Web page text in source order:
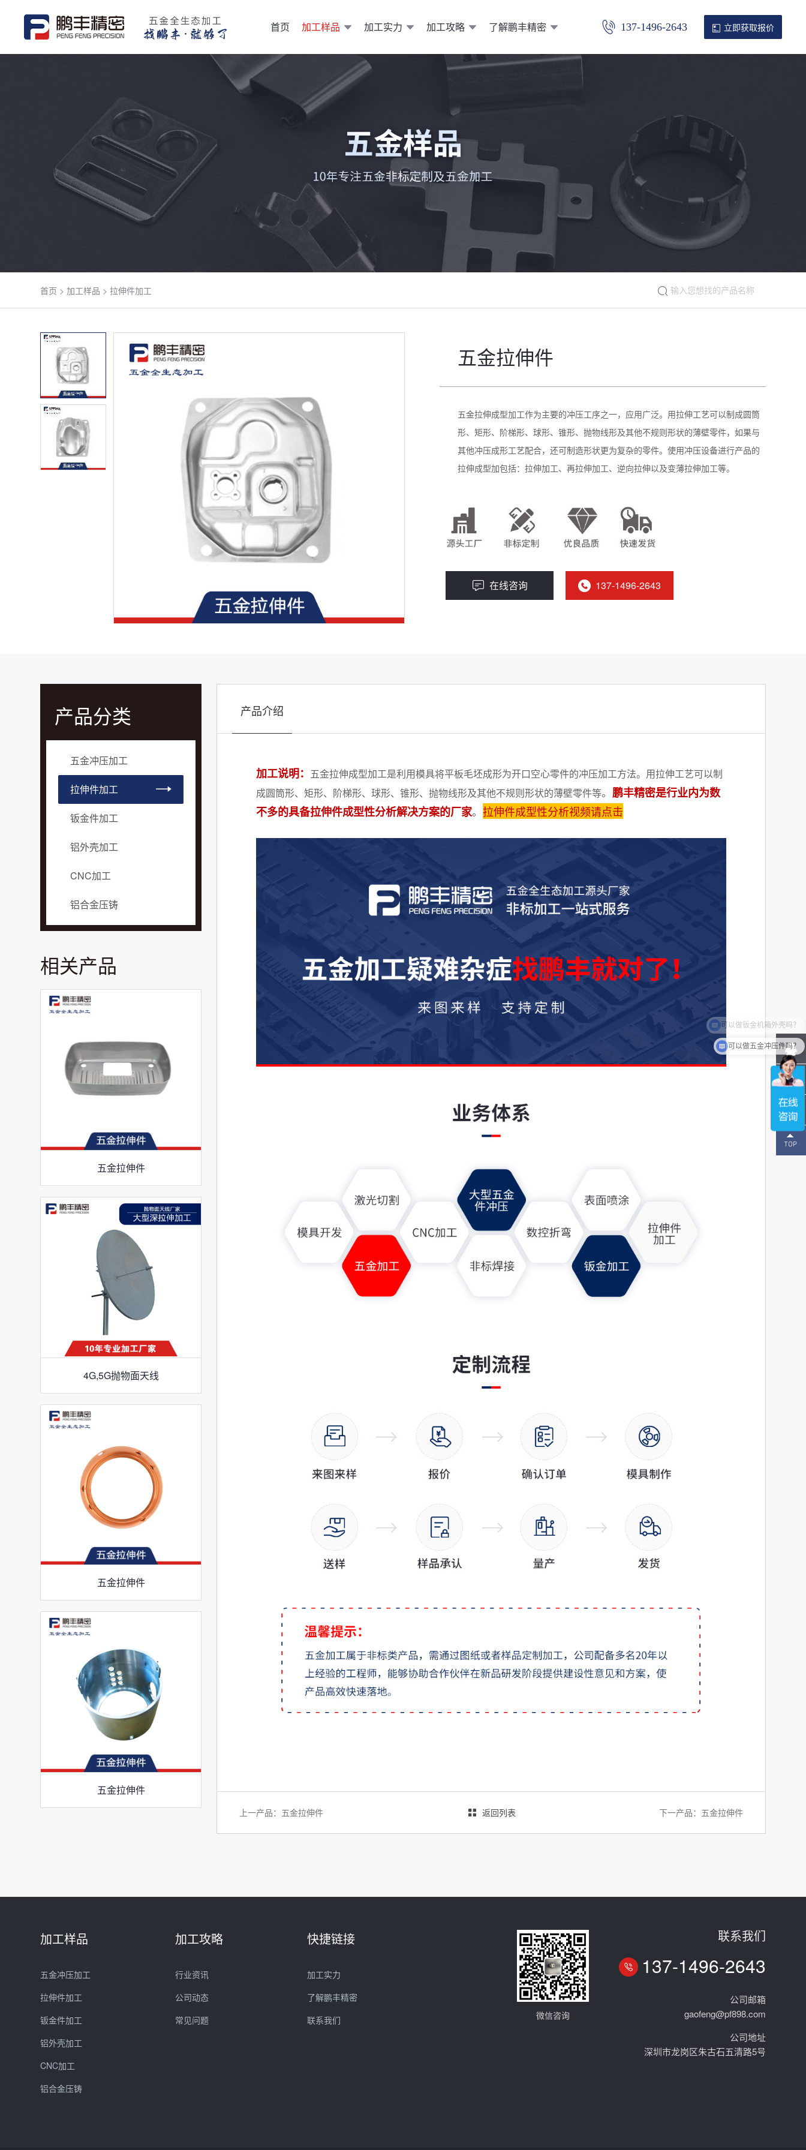
首页 加工样品 加工实力 加工攻略 了解鹏丰精密 137-1496-2643 立即获取报价
首页 >加工样品 >拉伸件加工
五金拉伸件
五金拉伸成型加工作为主要的冲压工序之一，应用广泛。用拉伸工艺可以制成圆筒
形、矩形、阶梯形、球形、锥形、抛物线形及其他不规则形状的薄壁零件，如果与
其他冲压成形工艺配合，还可制造形状更为复杂的零件。使用冲压设备进行产品的
拉伸成型加包括：拉伸加工、再拉伸加工、逆向拉伸以及变薄拉伸加工等。
在线咨询 137-1496-2643
产品分类
五金冲压加工
拉伸件加工
钣金件加工
铝外壳加工
CNC加工
铝合金压铸
相关产品
五金拉伸件
4G,5G抛物面天线
五金拉伸件
五金拉伸件
产品介绍
加工说明： 五金拉伸成型加工是利用模具将平板毛坯成形为开口空心零件的冲压加工方法。用拉伸工艺可以制
成圆筒形、矩形、阶梯形、球形、锥形、抛物线形及其他不规则形状的薄壁零件等。 鹏丰精密是行业内为数
不多的具备拉伸件成型性分析解决方案的厂家。 拉伸件成型性分析视频请点击
上一产品： 五金拉伸件 返回列表 下一产品： 五金拉伸件
加工样品
五金冲压加工
拉伸件加工
钣金件加工
铝外壳加工
CNC加工
铝合金压铸
加工攻略
行业资讯
公司动态
常见问题
快捷链接
加工实力
了解鹏丰精密
联系我们
微信咨询
联系我们
137-1496-2643
公司邮箱
gaofeng@pf898.com
公司地址
深圳市龙岗区朱古石五清路5号
137-
可以做五金冲压件吗？